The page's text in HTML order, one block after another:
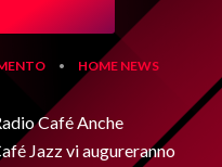
• HOME NEWS
Café Anche
Jazz vi augureranno